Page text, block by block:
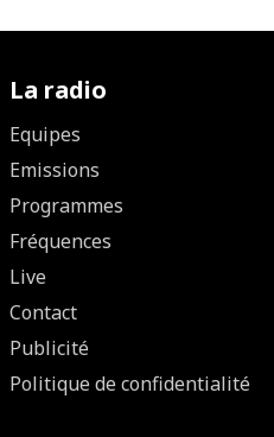
La radio
Equipes
Emissions
Programmes
Fréquences
Live
Contact
Publicité
Politique de confidentialité